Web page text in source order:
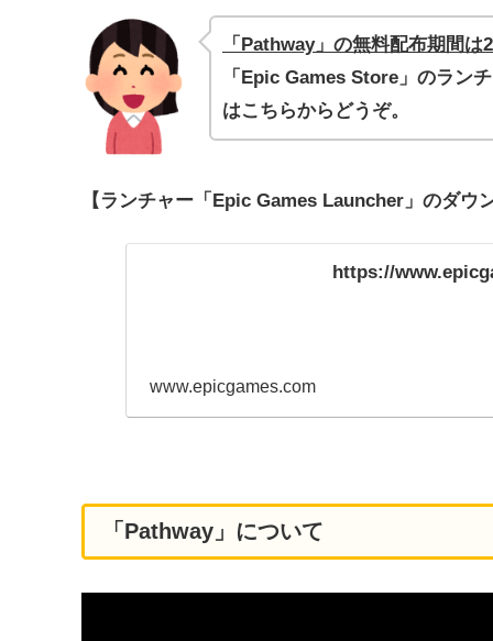
「Pathway」の無料配布期間は
「Epic Games Store」のラン
はこちらからどうぞ。
【ランチャー「Epic Games Launcher」のダウ
https://
www.epicgames.com
「Pathway」について